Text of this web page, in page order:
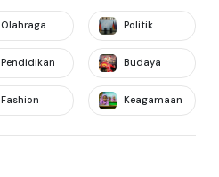
Olahraga Politik
Pendidikan Budaya
Fashion Keagamaan